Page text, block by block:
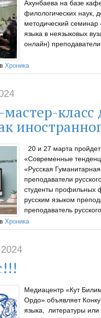
Ахунбаева на базе
филологических наук,
методический семинар
языка в неязыковых
онлайн)
Хроника
класс
20 и 27 марта
«Современные
«Русская
преподаватели
студенты профильных
русским языком
преподаватель
Хроника
Медиацентр «Кут
Ордо» объявляет
языка, литературы